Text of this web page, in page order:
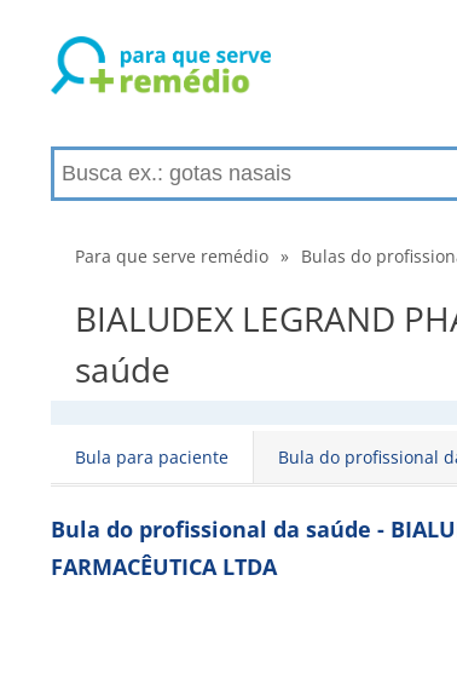
Para que serve remédio » Bulas do
BIALUDEX LEGRAND
saúde
Bula para paciente Bula do profissional
Bula do profissional da saúde -
FARMACÊUTICA LTDA